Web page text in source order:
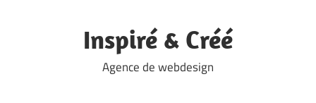
Inspiré & Créé
Agence de webdesign